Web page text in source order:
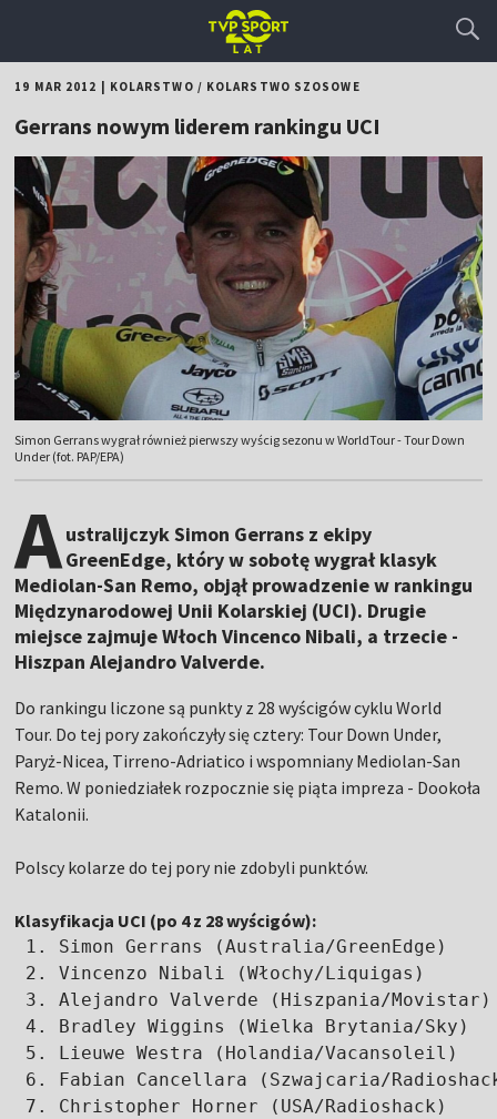
19 MAR 2012 KOLARSTWO / KOLARSTWO SZOSOWE
Gerrans nowym liderem rankingu UCI
Simon Gerrans wygrał również pierwszy wyścig sezonu w WorldTour - Tour Down
Under (fot. PAP/EPA)
Australijczyk Simon Gerrans z ekipy
GreenEdge, który w sobotę wygrał klasyk
Mediolan-San Remo, objął prowadzenie w rankingu
Międzynarodowej Unii Kolarskiej (UCI). Drugie
miejsce zajmuje Włoch Vincenco Nibali, a trzecie -
Hiszpan Alejandro Valverde.
Do rankingu liczone są punkty z 28 wyścigów cyklu World
Tour. Do tej pory zakończyły się cztery: Tour Down Under,
Paryż-Nicea, Tirreno-Adriatico i wspomniany Mediolan-San
Remo. W poniedziałek rozpocznie się piąta impreza - Dookoła
Katalonii.
Polscy kolarze do tej pory nie zdobyli punktów.
Klasyfikacja UCI (po 4 z 28 wyścigów):
1. Simon Gerrans (Australia/GreenEdge)
2. Vincenzo Nibali (Włochy/Liquigas)
3. Alejandro Valverde (Hiszpania/
4. Bradley Wiggins (Wielka Brytania/Sky)
5. Lieuwe Westra (Holandia/Vacansoleil)
6. Fabian Cancellara (Szwajcaria/
7. Christopher Horner (USA/Radioshack)